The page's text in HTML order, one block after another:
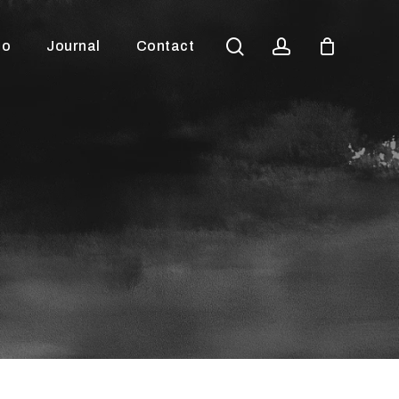
Journal Contact searchaccount